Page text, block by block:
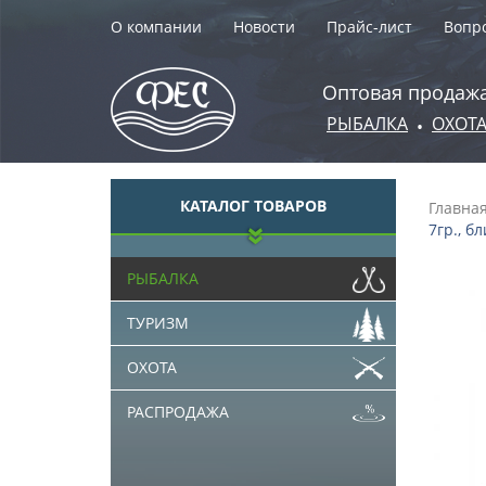
О компании Новости Прайс-лист
Оптовая
РЫБАЛКА • ОХОТА
КАТАЛОГ ТОВАРОВ
РЫБАЛКА
ТУРИЗМ
ОХОТА
РАСПРОДАЖА
Главная
7гр.,